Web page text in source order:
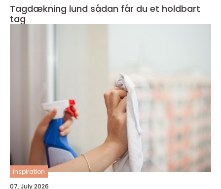
Tagdækning lund sådan får du et holdbart
tag
inspiration
07. July 2026